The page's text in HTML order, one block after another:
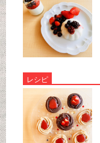
レシピ